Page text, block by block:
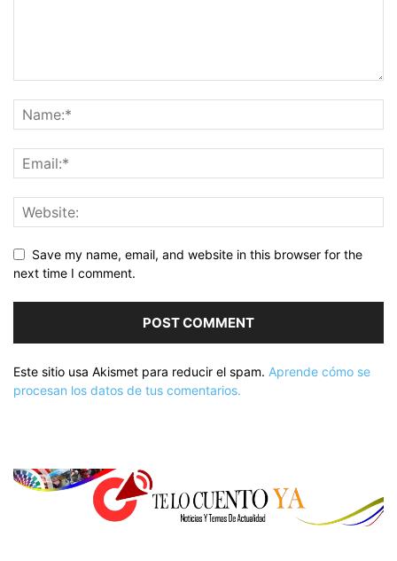
Save my name, email, and website in this browser for the
next time I comment.
Este sitio usa Akismet para reducir el spam. Aprende cómo se
procesan los datos de tus comentarios.